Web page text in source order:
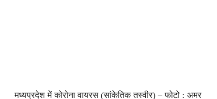
मध्यप्रदेश में कोरोना वायरस (सांकेतिक तस्वीर) – फोटो : अमर